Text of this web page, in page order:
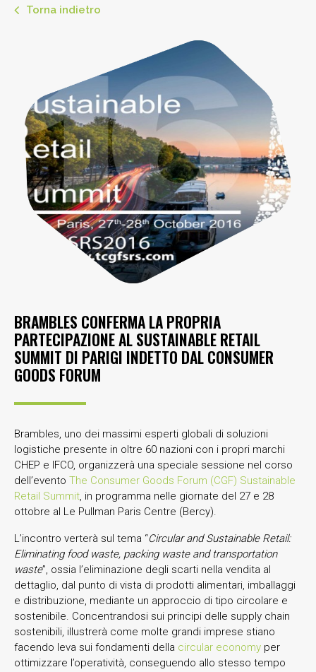
Torna indietro
BRAMBLES CONFERMA LA PROPRIA
PARTECIPAZIONE AL SUSTAINABLE RETAIL
SUMMIT DI PARIGI INDETTO DAL CONSUMER
GOODS FORUM
Brambles, uno dei massimi esperti globali di soluzioni
logistiche presente in oltre 60 nazioni con i propri marchi
CHEP e IFCO, organizzerà una speciale sessione nel corso
dell’evento The Consumer Goods Forum (CGF) Sustainable
Retail Summit, in programma nelle giornate del 27 e 28
ottobre al Le Pullman Paris Centre (Bercy).
L’incontro verterà sul tema “Circular and Sustainable Retail:
Eliminating food waste, packing waste and transportation
waste”, ossia l’eliminazione degli scarti nella vendita al
dettaglio, dal punto di vista di prodotti alimentari, imballaggi
e distribuzione, mediante un approccio di tipo circolare e
sostenibile. Concentrandosi sui principi delle supply chain
sostenibili, illustrerà come molte grandi imprese stiano
facendo leva sui fondamenti della circular economy per
ottimizzare l’operatività, conseguendo allo stesso tempo